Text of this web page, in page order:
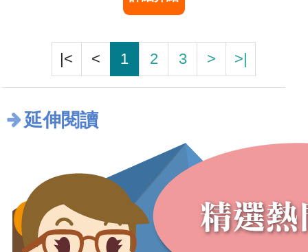
|< < 1 2 3 > >|
延伸閱讀